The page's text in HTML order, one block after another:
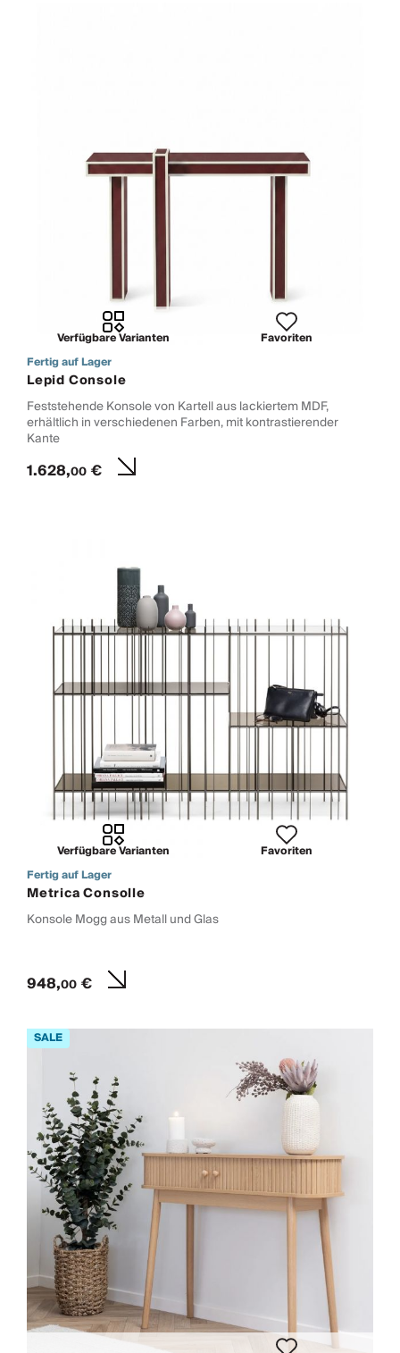
Verfügbare Varianten
Favoriten
Fertig auf Lager
Lepid Console
Feststehende Konsole von Kartell aus lackiertem MDF,
erhältlich in verschiedenen Farben, mit kontrastierender
Kante
1.628,00€
Verfügbare Varianten
Favoriten
Fertig auf Lager
Metrica Consolle
Konsole Mogg aus Metall und Glas
948,00€